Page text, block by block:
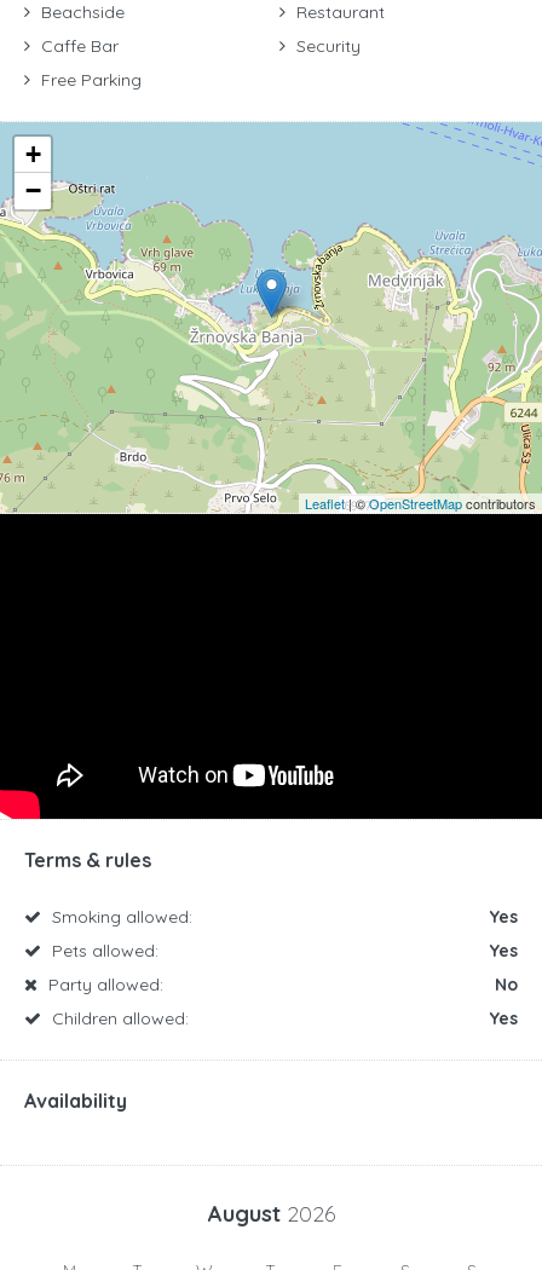
Beachside
Caffe Bar
Free Parking
Restaurant
Security
+
−
Leaflet| ©OpenStreetMapcontributors
Terms & rules
Smoking allowed:
Yes
Pets allowed:
Yes
Party allowed:
No
Children allowed:
Yes
Availability
August 2026